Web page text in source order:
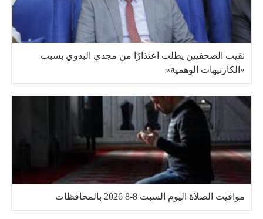
نقيب الصحفيين يطلب اعتذارًا من مجدي البدوي بسبب
«الكارنيهات الوهمية»
مواقيت الصلاة اليوم السبت 8-8 2026 بالمحافظات